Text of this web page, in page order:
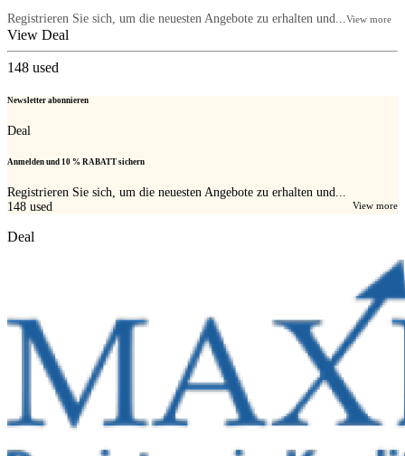
Registrieren Sie sich, um die neuesten Angebote zu erhalten und...View more
View Deal
148 used
Newsletter abonnieren
Deal
Anmelden und 10 % RABATT sichern
Registrieren Sie sich, um die neuesten Angebote zu erhalten und...
View more
148 used
Deal